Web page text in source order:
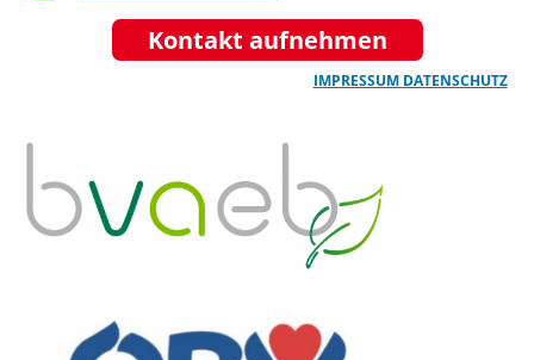
Kontakt aufnehmen
IMPRESSUM DATENSCHUTZ